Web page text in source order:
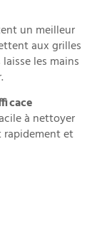
un meilleur
aux grilles
les mains
à nettoyer
rapidement et